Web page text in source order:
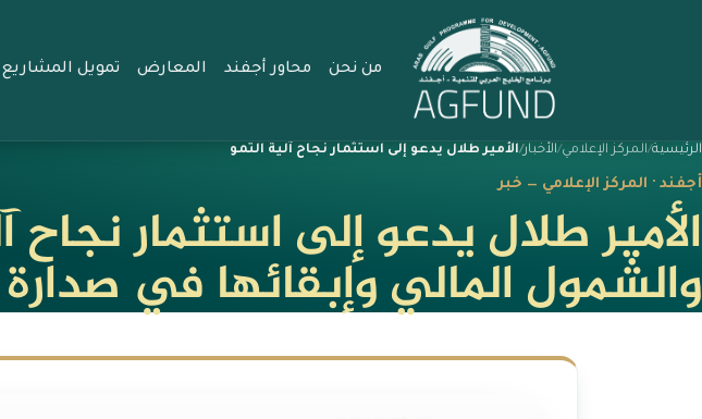
من نحن محاور أجفند المعارض تمويل المشاريع
الرئيسية المركز الإعلامي الأخبار الأمير طلال يدعو إلى استثمار نجاح آلية التمو
أجفند · المركز الإعلامي — خبر
الأمير طلال يدعو إلى استثمار نجاح
والشمول المالي وإبقائها في صدارة